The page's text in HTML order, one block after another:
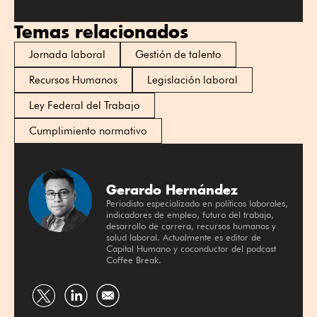
Temas relacionados
Jornada laboral
Gestión de talento
Recursos Humanos
Legislación laboral
Ley Federal del Trabajo
Cumplimiento normativo
Gerardo Hernández
Periodista especializado en políticas laborales,
indicadores de empleo, futuro del trabajo,
desarrollo de carrera, recursos humanos y
salud laboral. Actualmente es editor de
Capital Humano y coconductor del podcast
Coffee Break.
CompartirCompartir